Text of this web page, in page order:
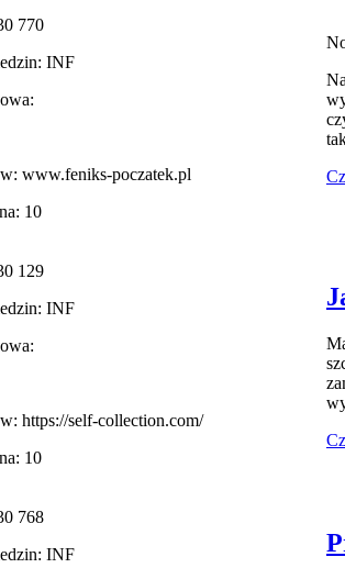
770
INF
www.feniks-poczatek.pl
10
129
INF
https://self-collection.com/
10
768
INF